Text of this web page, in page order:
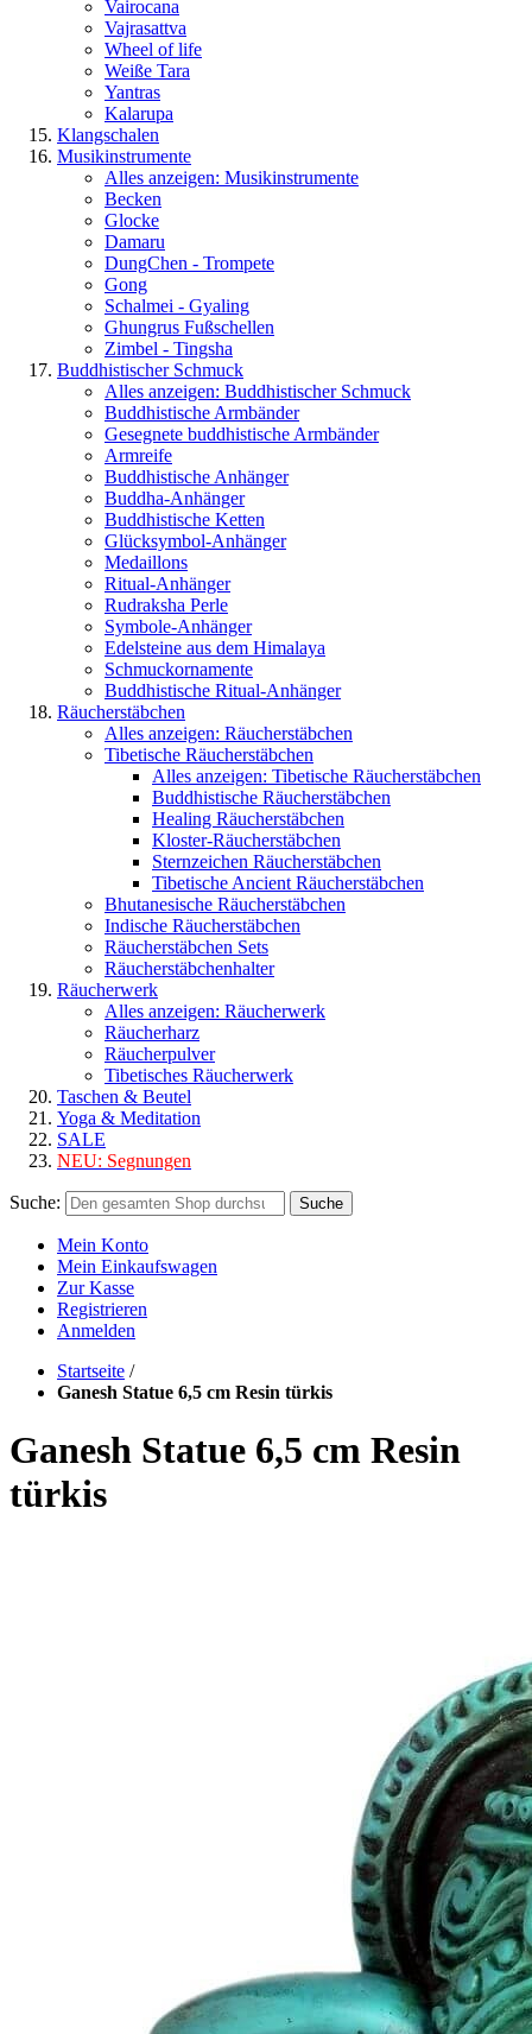
Vairocana
Vajrasattva
Wheel of life
Weiße Tara
Yantras
Kalarupa
Klangschalen
Musikinstrumente
Alles anzeigen: Musikinstrumente
Becken
Glocke
Damaru
DungChen - Trompete
Gong
Schalmei - Gyaling
Ghungrus Fußschellen
Zimbel - Tingsha
Buddhistischer Schmuck
Alles anzeigen: Buddhistischer Schmuck
Buddhistische Armbänder
Gesegnete buddhistische Armbänder
Armreife
Buddhistische Anhänger
Buddha-Anhänger
Buddhistische Ketten
Glücksymbol-Anhänger
Medaillons
Ritual-Anhänger
Rudraksha Perle
Symbole-Anhänger
Edelsteine aus dem Himalaya
Schmuckornamente
Buddhistische Ritual-Anhänger
Räucherstäbchen
Alles anzeigen: Räucherstäbchen
Tibetische Räucherstäbchen
Alles anzeigen: Tibetische Räucherstäbchen
Buddhistische Räucherstäbchen
Healing Räucherstäbchen
Kloster-Räucherstäbchen
Sternzeichen Räucherstäbchen
Tibetische Ancient Räucherstäbchen
Bhutanesische Räucherstäbchen
Indische Räucherstäbchen
Räucherstäbchen Sets
Räucherstäbchenhalter
Räucherwerk
Alles anzeigen: Räucherwerk
Räucherharz
Räucherpulver
Tibetisches Räucherwerk
Taschen & Beutel
Yoga & Meditation
SALE
NEU: Segnungen
Suche: Suche
Mein Konto
Mein Einkaufswagen
Zur Kasse
Registrieren
Anmelden
Startseite /
Ganesh Statue 6,5 cm Resin türkis
Ganesh Statue 6,5 cm Resin
türkis